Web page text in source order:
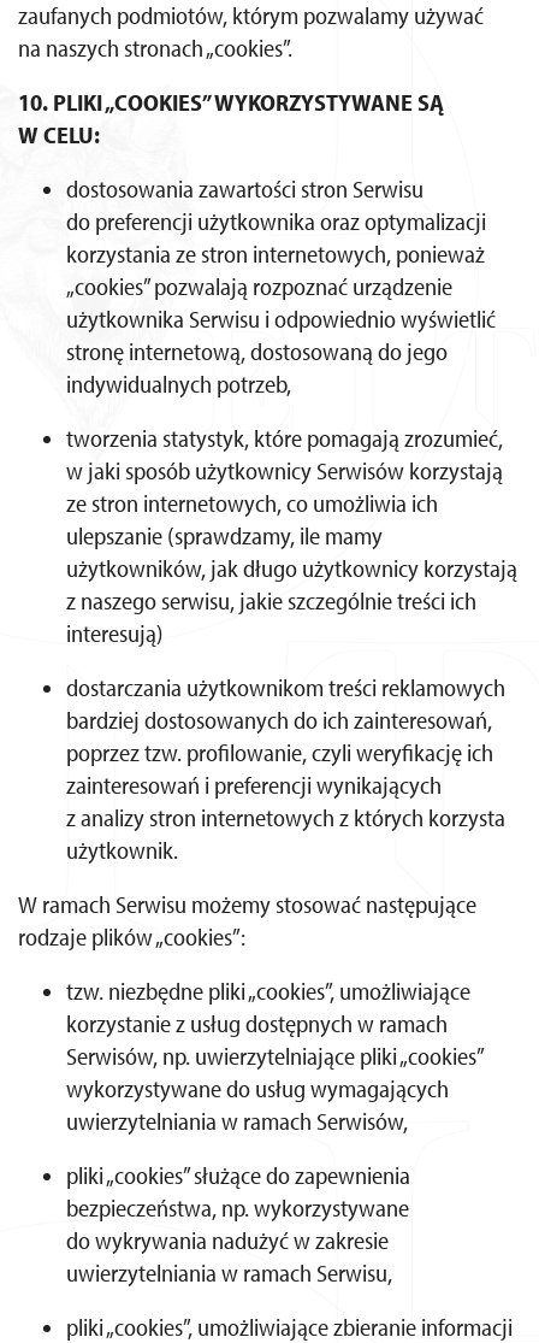
zaufanych podmiotów, którym pozwalamy używać
na naszych stronach „cookies”.
10. PLIKI „COOKIES” WYKORZYSTYWANE SĄ
W CELU:
dostosowania zawartości stron Serwisu
do preferencji użytkownika oraz optymalizacji
korzystania ze stron internetowych, ponieważ
„cookies” pozwalają rozpoznać urządzenie
użytkownika Serwisu i odpowiednio wyświetlić
stronę internetową, dostosowaną do jego
indywidualnych potrzeb,
tworzenia statystyk, które pomagają zrozumieć,
w jaki sposób użytkownicy Serwisów korzystają
ze stron internetowych, co umożliwia ich
ulepszanie (sprawdzamy, ile mamy
użytkowników, jak długo użytkownicy korzystają
z naszego serwisu, jakie szczególnie treści ich
interesują)
dostarczania użytkownikom treści reklamowych
bardziej dostosowanych do ich zainteresowań,
poprzez tzw. profilowanie, czyli weryfikację ich
zainteresowań i preferencji wynikających
z analizy stron internetowych z których korzysta
użytkownik.
W ramach Serwisu możemy stosować następujące
rodzaje plików „cookies”:
tzw. niezbędne pliki „cookies”, umożliwiające
korzystanie z usług dostępnych w ramach
Serwisów, np. uwierzytelniające pliki „cookies”
wykorzystywane do usług wymagających
uwierzytelniania w ramach Serwisów,
pliki „cookies” służące do zapewnienia
bezpieczeństwa, np. wykorzystywane
do wykrywania nadużyć w zakresie
uwierzytelniania w ramach Serwisu,
pliki „cookies”, umożliwiające zbieranie informacji